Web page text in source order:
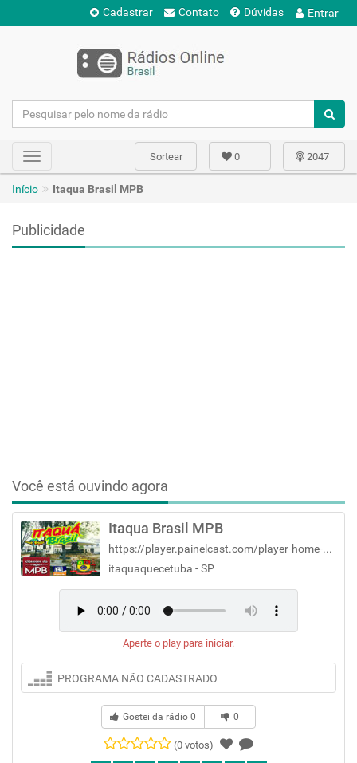
Cadastrar Contato Dúvidas Entrar
Toggle
navigation
2047
0
Sortear
Início Itaqua Brasil MPB
Publicidade
Você está ouvindo agora
Itaqua Brasil MPB
https://player.painelcast.com/player-home-page/7076
itaquaquecetuba - SP
Aperte o play para iniciar.
PROGRAMA NÃO CADASTRADO
Gostei da rádio 0 0
(0 votos)